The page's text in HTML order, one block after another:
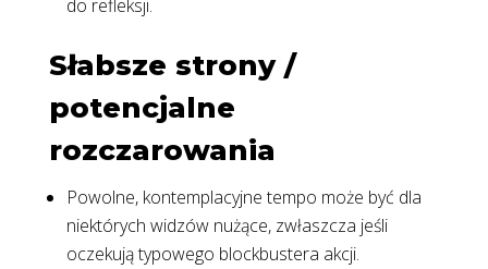
do refleksji.
Słabsze strony /
potencjalne
rozczarowania
Powolne, kontemplacyjne tempo może być dla
niektórych widzów nużące, zwłaszcza jeśli
oczekują typowego blockbustera akcji.